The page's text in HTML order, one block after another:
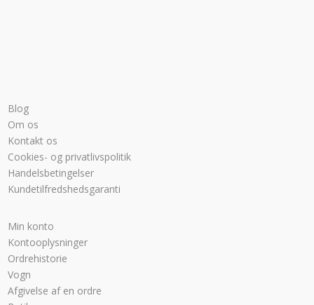
Blog
Om os
Kontakt os
Cookies- og privatlivspolitik
Handelsbetingelser
Kundetilfredshedsgaranti
Min konto
Kontooplysninger
Ordrehistorie
Vogn
Afgivelse af en ordre